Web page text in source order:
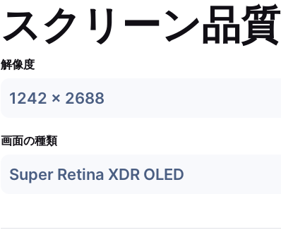
スクリーン品質
解像度
1242 x 2688
画面の種類
Super Retina XDR OLED